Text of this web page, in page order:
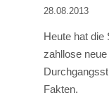
28.08.2013
Heute hat die
zahllose
Fakten.